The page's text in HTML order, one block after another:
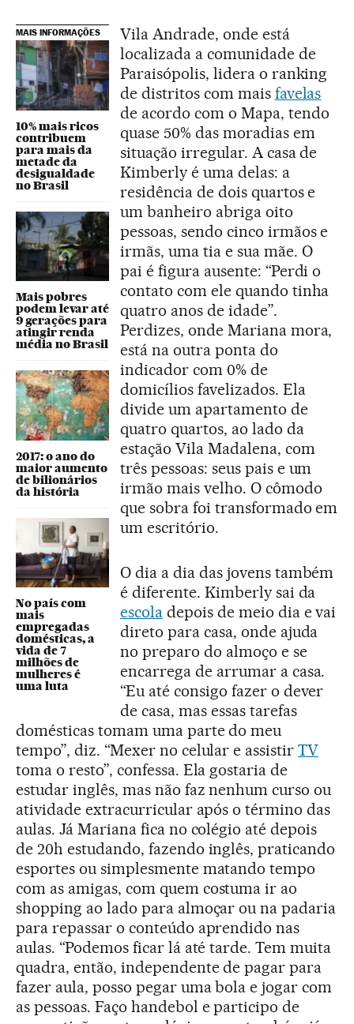
MAIS INFORMAÇÕES
10% mais ricos
contribuem
para mais da
metade da
desigualdade
no Brasil
Mais pobres
podem levar até
9 gerações para
atingir renda
média no Brasil
2017: o ano do
maior aumento
de bilionários
da história
No país com
mais
empregadas
domésticas, a
vida de 7
milhões de
mulheres é
uma luta
Vila Andrade, onde está
localizada a comunidade de
Paraisópolis, lidera o ranking
de distritos com mais favelas
de acordo com o Mapa, tendo
quase 50% das moradias em
situação irregular. A casa de
Kimberly é uma delas: a
residência de dois quartos e
um banheiro abriga oito
pessoas, sendo cinco irmãos e
irmãs, uma tia e sua mãe. O
pai é figura ausente: “Perdi o
contato com ele quando tinha
quatro anos de idade”.
Perdizes, onde Mariana mora,
está na outra ponta do
indicador com 0% de
domicílios favelizados. Ela
divide um apartamento de
quatro quartos, ao lado da
estação Vila Madalena, com
três pessoas: seus pais e um
irmão mais velho. O cômodo
que sobra foi transformado em
um escritório.
O dia a dia das jovens também
é diferente. Kimberly sai da
escoladepois de meio dia e vai
direto para casa, onde ajuda
no preparo do almoço e se
encarrega de arrumar a casa.
“Eu até consigo fazer o dever
de casa, mas essas tarefas
domésticas tomam uma parte do meu
tempo”, diz. “Mexer no celular e assistirTV
toma o resto”, confessa. Ela gostaria de
estudar inglês, mas não faz nenhum curso ou
atividade extracurricular após o término das
aulas. Já Mariana fica no colégio até depois
de 20h estudando, fazendo inglês, praticando
esportes ou simplesmente matando tempo
com as amigas, com quem costuma ir ao
shopping ao lado para almoçar ou na padaria
para repassar o conteúdo aprendido nas
aulas. “Podemos ficar lá até tarde. Tem muita
quadra, então, independente de pagar para
fazer aula, posso pegar uma bola e jogar com
as pessoas. Faço handebol e participo de